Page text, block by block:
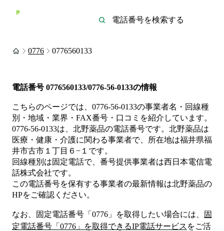
0776 0776560133
電話番号 0776560133/0776-56-0133の情報
こちらのページでは、 0776-56-0133の事業者名・回線種
別・地域・業界・FAX番号・口コミを紹介しています。
0776-56-0133は、 北野薬品の電話番号です。 北野薬品は
医療・健康・介護に関わる事業者で、所在地は福井県福
井市古市１丁目６−１ です。
回線種別は固定電話で、番号提供事業者は西日本電信電
話株式会社です。
この電話番号を保有する事業者の最新情報は北野薬品の
HPをご確認ください。
なお、固定電話番号「 0776 」を取得したい場合には、
固
定電話番号「 0776 」を取得できるIP電話サービス をご活